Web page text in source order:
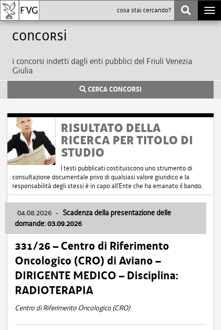
Concorsi
i concorsi indetti dagli enti pubblici del Friuli Venezia
Giulia
CERCA CONCORSI
RISULTATO DELLA
RICERCA PER TITOLO DI
STUDIO
I testi pubblicati costituiscono uno strumento di
consultazione documentale privo di qualsiasi valore giuridico e la
responsabilità degli stessi è in capo all'Ente che ha emanato il bando.
04.08.2026 - Scadenza della presentazione delle
domande: 03.09.2026
331/26 – Centro di Riferimento
Oncologico (CRO) di Aviano –
DIRIGENTE MEDICO – Disciplina:
RADIOTERAPIA
Centro di Riferimento Oncologico (CRO)